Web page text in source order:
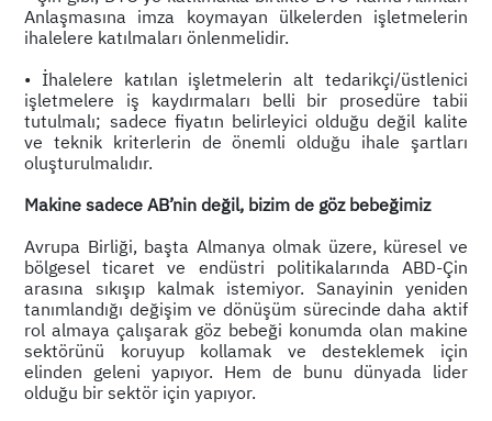
Anlaşmasına imza koymayan ülkelerden işletmelerin
ihalelere katılmaları önlenmelidir.
• İhalelere katılan işletmelerin alt tedarikçi/üstlenici
işletmelere iş kaydırmaları belli bir prosedüre tabii
tutulmalı; sadece fiyatın belirleyici olduğu değil kalite
ve teknik kriterlerin de önemli olduğu ihale şartları
oluşturulmalıdır.
Makine sadece AB’nin değil, bizim de göz bebeğimiz
Avrupa Birliği, başta Almanya olmak üzere, küresel ve
bölgesel ticaret ve endüstri politikalarında ABD-Çin
arasına sıkışıp kalmak istemiyor. Sanayinin yeniden
tanımlandığı değişim ve dönüşüm sürecinde daha aktif
rol almaya çalışarak göz bebeği konumda olan makine
sektörünü koruyup kollamak ve desteklemek için
elinden geleni yapıyor. Hem de bunu dünyada lider
olduğu bir sektör için yapıyor.